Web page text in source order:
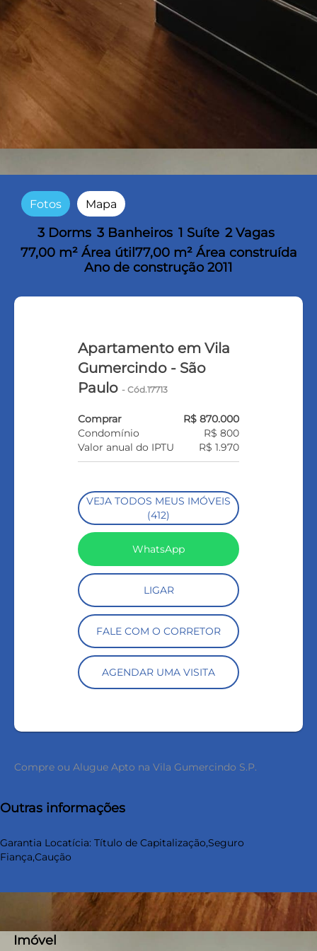
Fotos Mapa
3 Dorms 3 Banheiros 1 Suíte 2 Vagas
77,00 m² Área útil77,00 m² Área construída
Ano de construção 2011
Apartamento em Vila
Gumercindo - São
Paulo - Cód.17713
Comprar
R$ 870.000
Condomínio
R$ 800
Valor anual do IPTU
R$ 1.970
VEJA TODOS MEUS IMÓVEIS
(412)
WhatsApp
LIGAR
FALE COM O CORRETOR
AGENDAR UMA VISITA
Compre ou Alugue Apto na Vila Gumercindo S.P.
Outras informações
Garantia Locatícia: Título de Capitalização,Seguro
Fiança,Caução
Imóvel